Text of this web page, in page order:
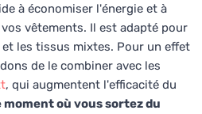
à économiser l'énergie et à
vêtements. Il est adapté pour
les tissus mixtes. Pour un effet
de le combiner avec les
, qui augmentent l'efficacité du
moment où vous sortez du